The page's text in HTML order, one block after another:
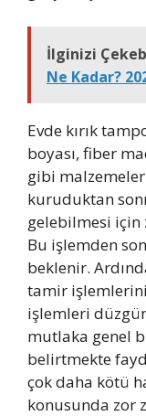
İlginizi
Ne Kadar?
Evde kırık
boyası, fiber
gibi
kuruduktan
gelebilmesi için
Bu işlemden
beklenir.
tamir
işlemleri
mutlaka genel
belirtmekte
çok daha kötü
konusunda zor